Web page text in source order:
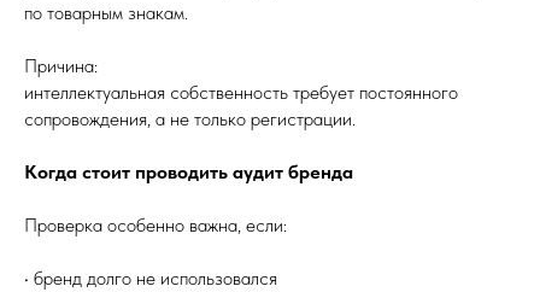
по товарным знакам.
Причина:
интеллектуальная собственность требует постоянного
сопровождения, а не только регистрации.
Когда стоит проводить аудит бренда
Проверка особенно важна, если:
• бренд долго не использовался